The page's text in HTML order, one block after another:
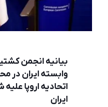
بيانيه انجمن
وابسته ايران در
اتحاديه اروپا
ايران